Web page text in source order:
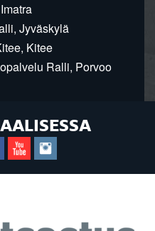
Jyväskylä
Kitee
Ralli, Porvoo